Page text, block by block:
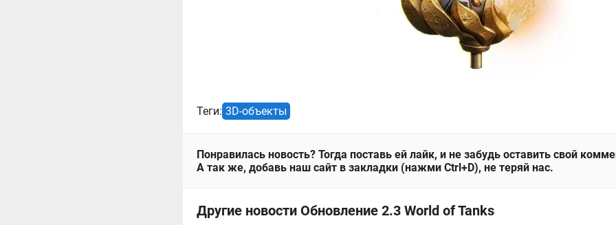
Теги: 3D-объекты
Понравилась новость? Тогда поставь ей лайк, и не забудь оставить свой
А так же, добавь наш сайт в закладки (нажми Ctrl+D), не теряй нас.
Другие новости Обновление 2.3 World of Tanks